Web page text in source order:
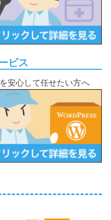
ビス
安心して任せたい方へ